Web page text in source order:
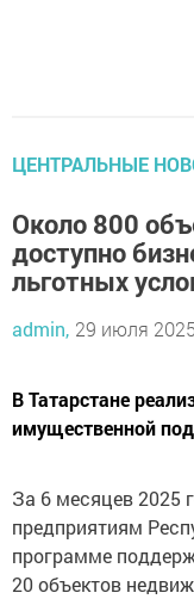
ЦЕНТРАЛЬНЫЕ
Около 800
доступно
льготных
admin, 29 июля
В Татарстане
имущественной
За 6 месяцев 2025
предприятиям
программе
20 объектов